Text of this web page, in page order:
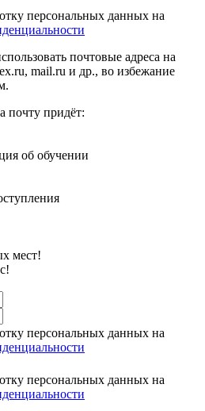
персональных данных на
почтовые адреса на
mail.ru и др., во избежание
почту придёт:
об обучении
мест!
персональных данных на
персональных данных на